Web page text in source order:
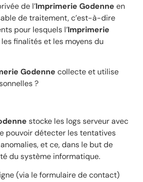
de l’Imprimerie Godenne en
de traitement, c’est-à-dire
pour lesquels l’Imprimerie
finalités et les moyens du
Godenne collecte et utilise
?
stocke les logs serveur avec
pouvoir détecter les tentatives
et ce, dans le but de
du système informatique.
(via le formulaire de contact)